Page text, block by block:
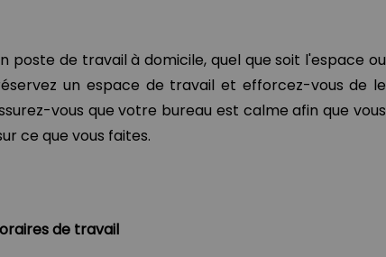
poste de travail à domicile, quel que soit l'espace ou
un espace de travail et efforcez-vous de le
vous que votre bureau est calme afin que vous
ce que vous faites.
de travail